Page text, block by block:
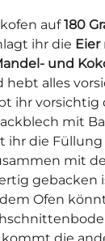
auf180
ihr die Eier
und
hebt alles
ihr vorsichtig
mit
ihr die
mit
gebacken
Ofen